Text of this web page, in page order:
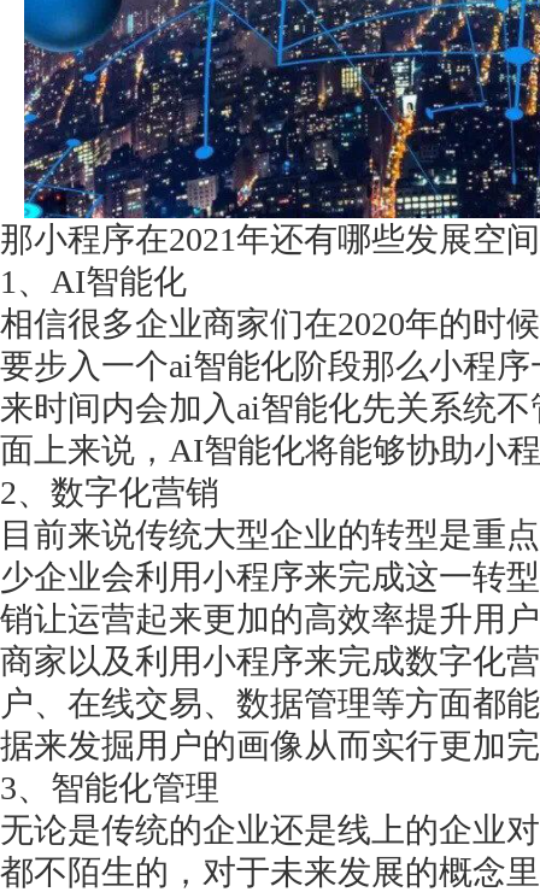
那小程序在2021年还有哪些发展空
1、AI智能化
相信很多企业商家们在2020年的时
要步入一个ai智能化阶段那么小程
来时间内会加入ai智能化先关系统
面上来说，AI智能化将能够协助小
2、数字化营销
目前来说传统大型企业的转型是重
少企业会利用小程序来完成这一转
销让运营起来更加的高效率提升用
商家以及利用小程序来完成数字化
户、在线交易、数据管理等方面都
据来发掘用户的画像从而实行更加
3、智能化管理
无论是传统的企业还是线上的企业
都不陌生的，对于未来发展的概念